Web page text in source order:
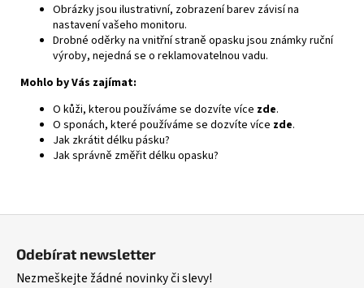
Obrázky jsou ilustrativní, zobrazení barev závisí na
nastavení vašeho monitoru.
Drobné oděrky na vnitřní straně opasku jsou známky ruční
výroby, nejedná se o reklamovatelnou vadu.
Mohlo by Vás zajímat:
O kůži, kterou používáme se dozvíte více zde.
O sponách, které používáme se dozvíte více zde.
Jak zkrátit délku pásku?
Jak správně změřit délku opasku?
Odebírat newsletter
Nezmeškejte žádné novinky či slevy!